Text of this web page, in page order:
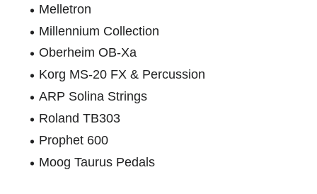
Melletron
Millennium Collection
Oberheim OB-Xa
Korg MS-20 FX & Percussion
ARP Solina Strings
Roland TB303
Prophet 600
Moog Taurus Pedals